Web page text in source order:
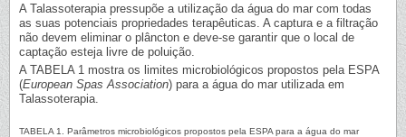
A Talassoterapia pressupõe a utilização da água do mar com todas
as suas potenciais propriedades terapêuticas. A captura e a filtração
não devem eliminar o plâncton e deve-se garantir que o local de
captação esteja livre de poluição.
A TABELA 1 mostra os limites microbiológicos propostos pela ESPA
(European Spas Association) para a água do mar utilizada em
Talassoterapia.
TABELA 1. Parâmetros microbiológicos propostos pela ESPA para a água do mar